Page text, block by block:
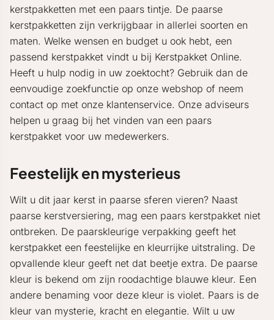
kerstpakketten met een paars tintje. De paarse
kerstpakketten zijn verkrijgbaar in allerlei soorten en
maten. Welke wensen en budget u ook hebt, een
passend kerstpakket vindt u bij Kerstpakket Online.
Heeft u hulp nodig in uw zoektocht? Gebruik dan de
eenvoudige zoekfunctie op onze webshop of neem
contact op met onze klantenservice. Onze adviseurs
helpen u graag bij het vinden van een paars
kerstpakket voor uw medewerkers.
Feestelijk en mysterieus
Wilt u dit jaar kerst in paarse sferen vieren? Naast
paarse kerstversiering, mag een paars kerstpakket niet
ontbreken. De paarskleurige verpakking geeft het
kerstpakket een feestelijke en kleurrijke uitstraling. De
opvallende kleur geeft net dat beetje extra. De paarse
kleur is bekend om zijn roodachtige blauwe kleur. Een
andere benaming voor deze kleur is violet. Paars is de
kleur van mysterie, kracht en elegantie. Wilt u uw